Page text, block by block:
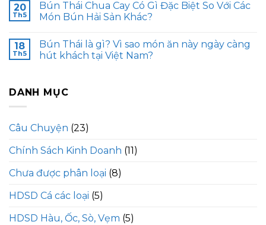
20
Th5
Bún Thái Chua Cay Có Gì Đặc Biệt So Với Các
Món Bún Hải Sản Khác?
18
Th5
Bún Thái là gì? Vì sao món ăn này ngày càng
hút khách tại Việt Nam?
DANH MỤC
Câu Chuyện (23)
Chính Sách Kinh Doanh (11)
Chưa được phân loại (8)
HDSD Cá các loại (5)
HDSD Hàu, Ốc, Sò, Vẹm (5)